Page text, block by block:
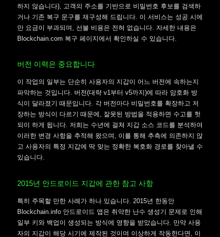
하지 않습니다), 고객의 주소를 기반으로 비밀번호 후보를 검색하
거나 기존 복구 문구를 재구성해 드립니다. 이 서비스는 성공 시에
만 요금이 부과되며, 선불 비용은 전혀 없습니다. 자세한 내용은
Blockchain.com 복구 페이지에서 확인하실 수 있습니다.
버전 이력은 중요합니다
이 작업의 일부는 단순히 사용자의 지갑이 어느 버전에 속하는지
파악하는 것입니다. 버전(대략 v1부터 v5까지)에 따라 암호화 방
식이 달라졌기 때문입니다. 각 버전마다 비밀번호를 확장하고 저
장하는 방식이 다르기 때문에, 잘못된 방법을 적용하면 수고를 헛
되이 하게 됩니다. 저희는 수년에 걸쳐 지갑 소스 코드를 분석하여
이러한 변경 사항을 추적해 왔으며, 이를 통해 추측에 의존하지 않
고 사용자의 특정 지갑에 딱 맞는 정확한 복호화 경로를 찾아낼 수
있습니다.
2015년 안드로이드 지갑에 관한 참고 사항
특히 주목할 만한 사례가 하나 있습니다. 2015년 한동안
Blockchain.info 안드로이드 앱은 취약한 난수 생성기 문제로 인해
일부 키와 백업이 생성되는 방식에 영향을 받았습니다. 만약 사용
자의 지갑이 해당 시기에 제작된 것이며 이상하게 작동한다면, 이